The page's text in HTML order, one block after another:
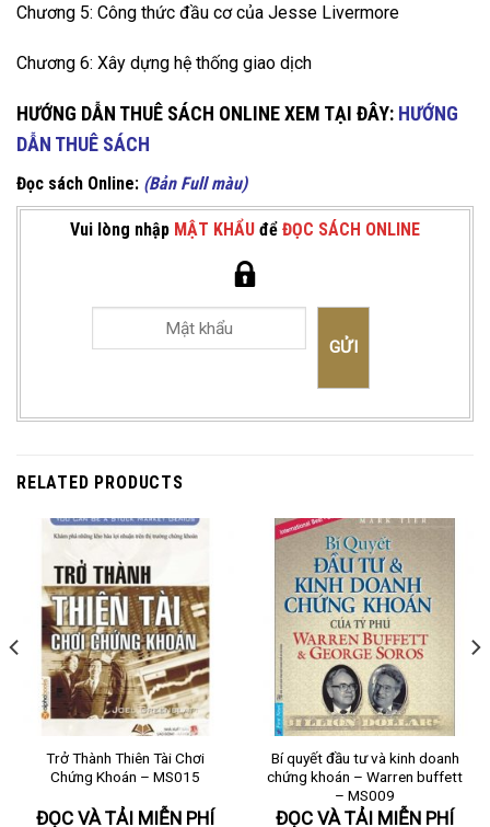
Chương 5: Công thức đầu cơ của Jesse Livermore
Chương 6: Xây dựng hệ thống giao dịch
HƯỚNG DẪN THUÊ SÁCH ONLINE XEM TẠI ĐÂY: HƯỚNG
DẪN THUÊ SÁCH
Đọc sách Online: (Bản Full màu)
Vui lòng nhập MẬT KHẨU để ĐỌC SÁCH ONLINE
RELATED PRODUCTS
Trở Thành Thiên Tài Chơi
Chứng Khoán – MS015
ĐỌC VÀ TẢI MIỄN PHÍ
Bí quyết đầu tư và kinh doanh
chứng khoán – Warren buffett
– MS009
ĐỌC VÀ TẢI MIỄN PHÍ